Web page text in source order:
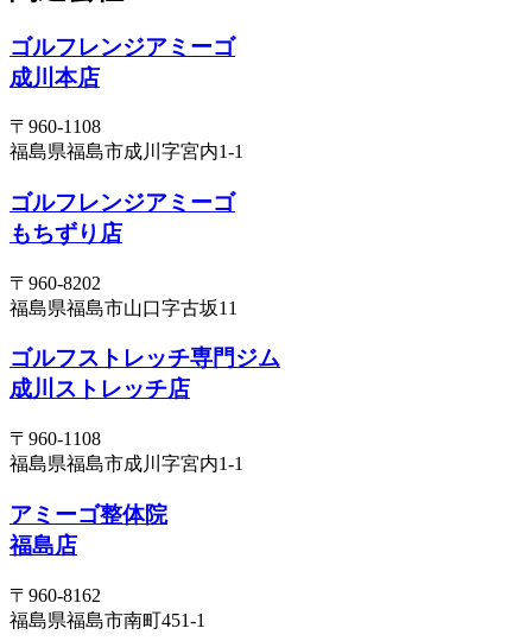
ゴルフレンジアミーゴ
成川本店
〒960-1108
福島県福島市成川字宮内1-1
ゴルフレンジアミーゴ
もちずり店
〒960-8202
福島県福島市山口字古坂11
ゴルフストレッチ専門ジム
成川ストレッチ店
〒960-1108
福島県福島市成川字宮内1-1
アミーゴ整体院
福島店
〒960-8162
福島県福島市南町451-1